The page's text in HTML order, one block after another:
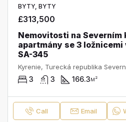
BYTY, BYTY
£313,500
Nemovitosti na Severním
apartmány se 3
SA-345
3 3 166.3м²
Call Email